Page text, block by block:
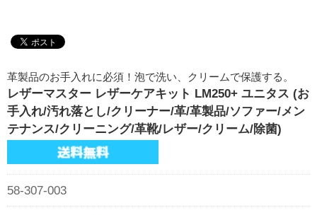
革製品のお手入れに必須！泡で洗い、クリームで保護する。
レザーマスター レザーケアキット LM250+ ユニタス (お
手入れ/汚れ落とし/クリーナー/革/革製品/ソファー/メン
テナンス/クリーニング/革靴/レザー/クリーム/除菌)
58-307-003